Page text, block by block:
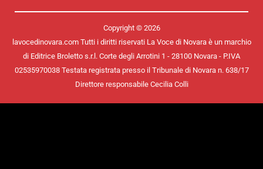
Copyright © 2026
lavocedinovara.com Tutti i diritti riservati La Voce di Novara è un marchio
di Editrice Broletto s.r.l. Corte degli Arrotini 1 - 28100 Novara - P.IVA
02535970038 Testata registrata presso il Tribunale di Novara n. 638/17
Direttore responsabile Cecilia Colli